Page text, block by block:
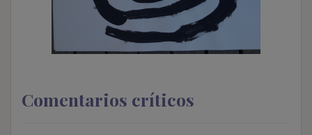
Comentarios críticos